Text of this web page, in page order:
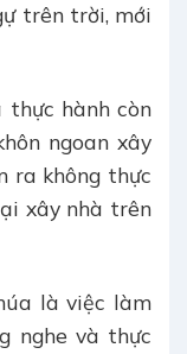
trên trời, mới
thực hành còn
ngoan xây
ra không thực
xây nhà trên
là việc làm
nghe và thực